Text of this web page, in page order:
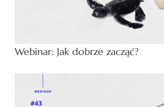
Webinar: Jak dobrze zacząć?